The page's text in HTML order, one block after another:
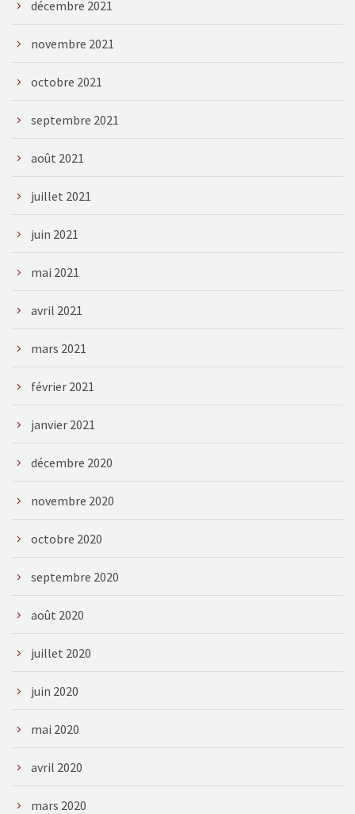
décembre 2021
novembre 2021
octobre 2021
septembre 2021
août 2021
juillet 2021
juin 2021
mai 2021
avril 2021
mars 2021
février 2021
janvier 2021
décembre 2020
novembre 2020
octobre 2020
septembre 2020
août 2020
juillet 2020
juin 2020
mai 2020
avril 2020
mars 2020